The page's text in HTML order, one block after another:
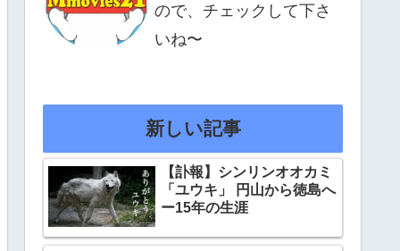
ので、チェックして下さ
いね〜
新しい記事
【訃報】シンリンオオカミ
「ユウキ」 円山から徳島へ
ー15年の生涯